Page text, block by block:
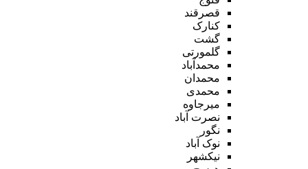
قصرقند
کنارک
گشت
گلمورتی
محمدآباد
محمدان
محمدی
میرجاوه
نصرت آباد
نگور
نوک آباد
نیکشهر